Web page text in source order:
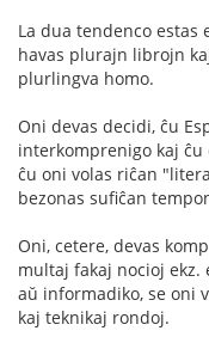
La dua tendenco estas
havas plurajn librojn
plurlingva homo.
Oni devas decidi, ĉu
interkomprenigo kaj
ĉu oni volas riĉan
bezonas sufiĉan
Oni, cetere, devas
multaj fakaj nocioj ekz.
aŭ informadiko, se oni
kaj teknikaj rondoj.